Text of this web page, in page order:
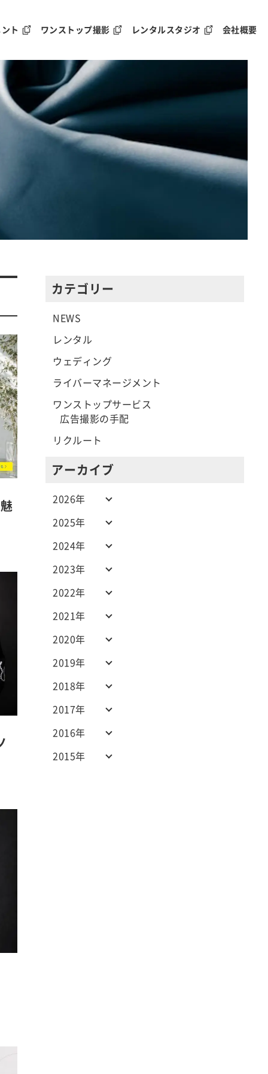
ト ワンストップ撮影 レンタルスタジオ 会社概要
カテゴリー
NEWS
レンタル
ウェディング
ライバーマネージメント
ワンストップサービス
広告撮影の手配
リクルート
アーカイブ
2015年
2016年
2017年
2018年
2019年
2020年
2021年
2022年
2023年
2024年
2025年
2026年